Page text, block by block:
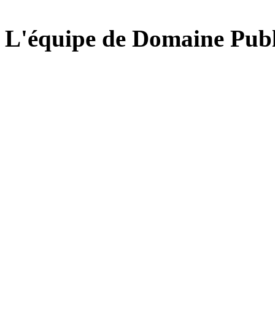
L'équipe de Domaine